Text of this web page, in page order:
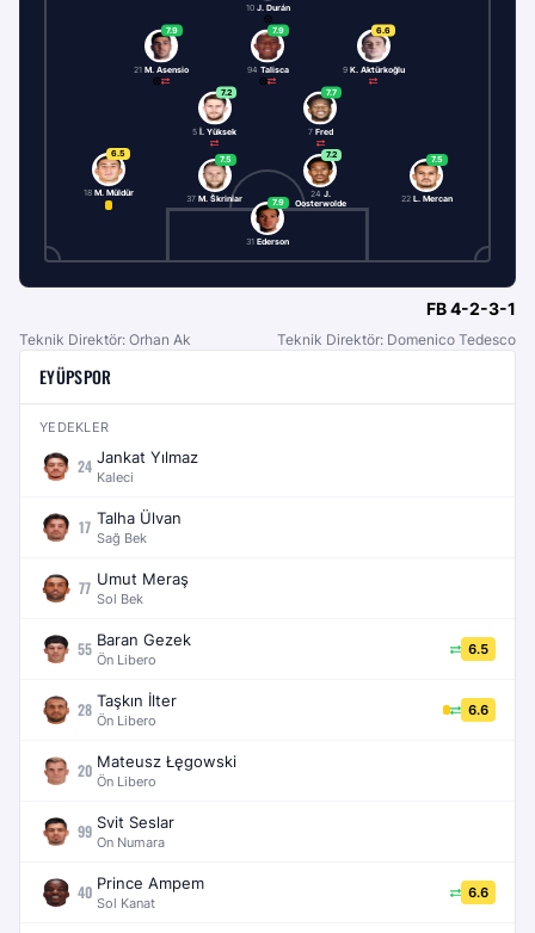
7.9
31 Ederson
6.5
18 M. Müldür
7.5
37 M. Škriniar
7.2
24 J.
Oosterwolde
7.5
22 L. Mercan
7.2
5 İ. Yüksek
7.7
7 Fred
7.9
21 M. Asensio
7.9
94 Talisca
6.6
9 K. Aktürkoğlu
10 J. Durán
FB4-2-3-1
Teknik Direktör: Orhan Ak Teknik Direktör: Domenico Tedesco
EYÜPSPOR
YEDEKLER
24 Jankat Yılmaz
Kaleci
17 Talha Ülvan
Sağ Bek
77 Umut Meraş
Sol Bek
55 Baran Gezek
Ön Libero
6.5
28 Taşkın İlter
Ön Libero
6.6
20 Mateusz Łęgowski
Ön Libero
99 Svit Seslar
On Numara
40 Prince Ampem
Sol Kanat
6.6